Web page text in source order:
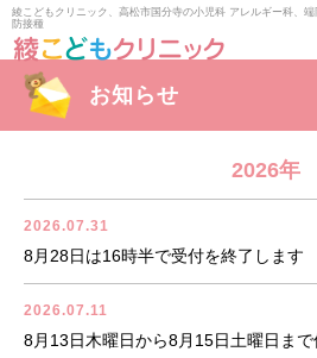
綾こどもクリニック、高松市国分寺の小児科 アレルギー科、
防接種
お知らせ
2026年
2026.07.31
8月28日は16時半で受付を終了します
2026.07.11
8月13日木曜日から8月15日土曜日まで